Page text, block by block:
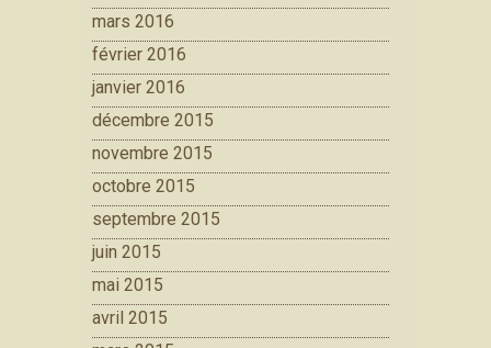
mars 2016
février 2016
janvier 2016
décembre 2015
novembre 2015
octobre 2015
septembre 2015
juin 2015
mai 2015
avril 2015